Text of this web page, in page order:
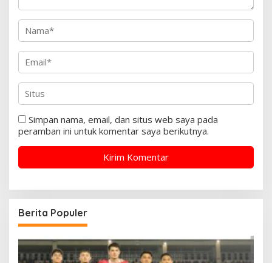
Simpan nama, email, dan situs web saya pada
peramban ini untuk komentar saya berikutnya.
Berita Populer